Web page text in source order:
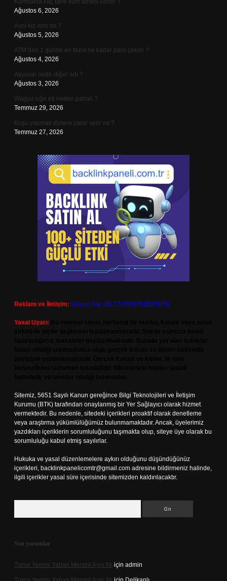
Kumsalda kaç tane kum tanesi vardır ?
Ağustos 6, 2026
Avni kız ismi mi ?
Ağustos 5, 2026
ATM’den 1 günde en fazla ne kadar para çekilir ?
Ağustos 4, 2026
Akyuvar nedir diğer adı ?
Ağustos 3, 2026
Wagyu sığır eti neden pahalı ?
Temmuz 29, 2026
Koşu yapmak dizlere zarar verir mi ?
Temmuz 27, 2026
Reklam ve İletişim: Skype: live:.cid.575569c608265c69
Yasal Uyarı:
Sitemiz, 5651 Sayılı Kanun gereğince Bilgi Teknolojileri ve İletişim
Kurumu (BTK) tarafından onaylanmış bir Yer Sağlayıcı olarak hizmet
vermektedir. Bu nedenle, sitedeki içerikleri proaktif olarak denetleme
veya araştırma yükümlülüğümüz bulunmamaktadır. Ancak, üyelerimiz
yazdıkları içeriklerin sorumluluğunu taşımakta olup, siteye üye olarak bu
sorumluluğu kabul etmiş sayılırlar.
Hukuka ve yasal düzenlemelere aykırı olduğunu düşündüğünüz
içerikleri, backlinkpanelicomtr@gmail.com adresine bildirmeniz halinde,
ilgili içerikler yasal süre içerisinde sitemizden kaldırılacaktır.
Son yorumlar
Turna Yemisi Yaban Mersini Aynı Mı için admin